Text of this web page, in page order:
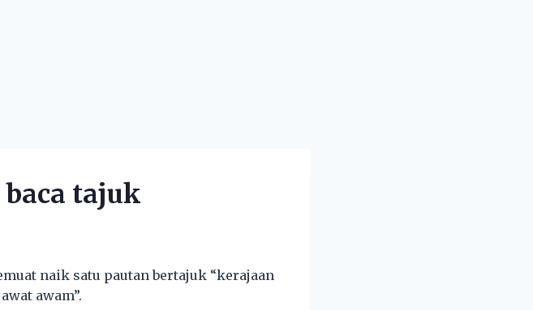
baca tajuk
naik satu pautan bertajuk “kerajaan
awam”.